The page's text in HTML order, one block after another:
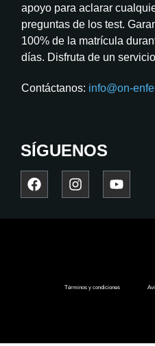
apoyo para aclarar
preguntas de los test.
100% de la matrícula
días. Disfruta de un
Contáctanos: info@on-
SÍGUENOS
Términos y condiciones